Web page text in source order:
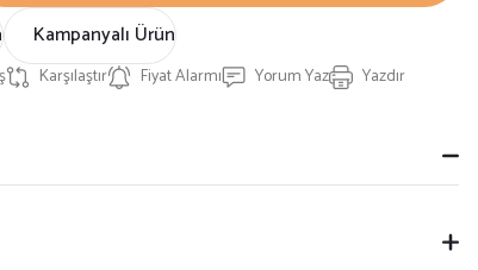
Kampanyalı Ürün
Karşılaştır Fiyat Alarmı Yorum Yaz Yazdır